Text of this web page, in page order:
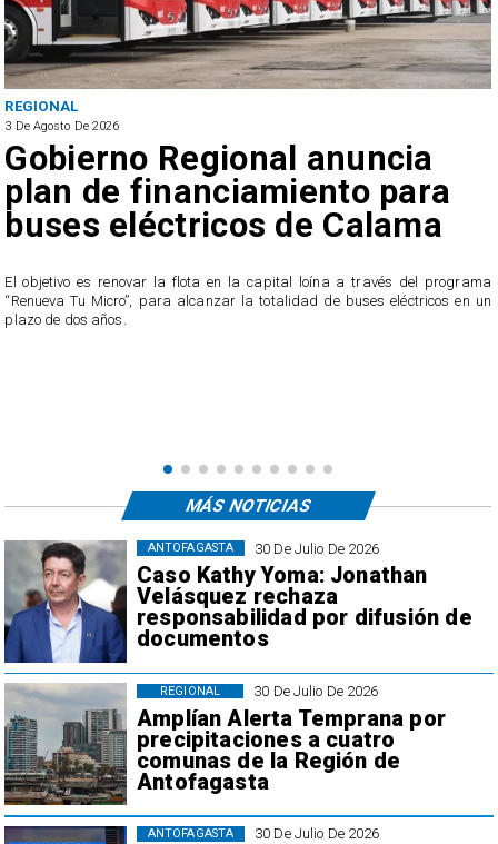
REGIONAL
3 De Agosto De 2026
Gobierno Regional anuncia
plan de financiamiento para
buses eléctricos de Calama
El objetivo es renovar la flota en la capital loína a través del programa
“Renueva Tu Micro”, para alcanzar la totalidad de buses eléctricos en un
plazo de dos años.
30 De Julio De 2026
Caso Kathy Yoma: Jonathan
Velásquez rechaza
responsabilidad por difusión de
documentos
ANTOFAGASTA
30 De Julio De 2026
Amplían Alerta Temprana por
precipitaciones a cuatro
comunas de la Región de
Antofagasta
REGIONAL
30 De Julio De 2026
ANTOFAGASTA
MÁS NOTICIAS